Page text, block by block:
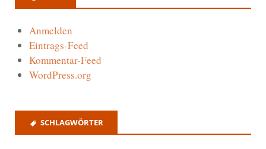
Anmelden
Eintrags-Feed
Kommentar-Feed
WordPress.org
SCHLAGWÖRTER